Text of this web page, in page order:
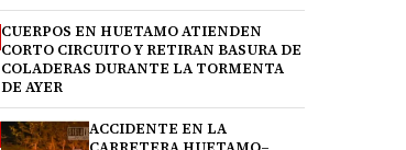
CUERPOS EN HUETAMO ATIENDEN
CORTO CIRCUITO Y RETIRAN BASURA DE
COLADERAS DURANTE LA TORMENTA
DE AYER
ACCIDENTE EN LA